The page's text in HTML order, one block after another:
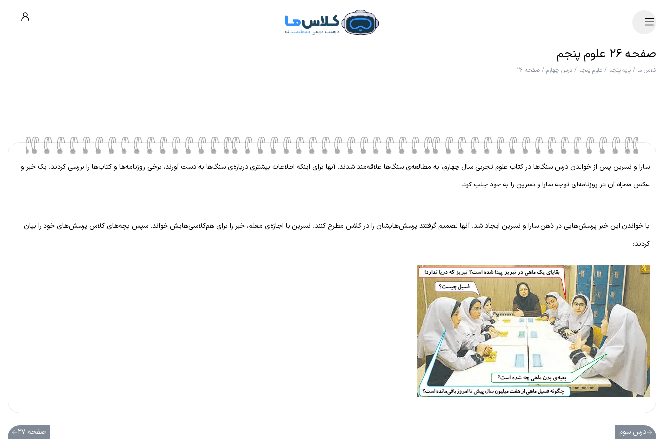
صفحه ۲۶ علوم پنجم
کلاس ما / پایه پنجم / علوم پنجم / درس چهارم / صفحه ۲۶
سارا و نسرین پس از خواندن درس سنگ‌ها در کتاب علوم تجربی سال چهارم، به مطالعه‌ی سنگ‌ها علاقه‌مند شدند. آنها برای اینکه اطلاعات بیشتری درباره‌ی سنگ‌ها به دست آورند، برخی روزنامه‌ها و کتاب‌ها را بررسی کردند. یک خبر و
عکس همراه آن در روزنامه‌ای توجه سارا و نسرین را به خود جلب کرد:
با خواندن این خبر پرسش‌هایی در ذهن سارا و نسرین ایجاد شد. آنها تصمیم گرفتند پرسش‌هایشان را در کلاس مطرح کنند. نسرین با اجازه‌ی معلم، خبر را برای هم‌کلاسی‌هایش خواند. سپس بچه‌های کلاس پرسش‌های خود را بیان
کردند:
درس سوم صفحه ۲۷